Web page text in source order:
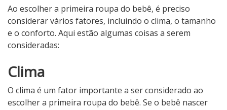
Ao escolher a primeira roupa do bebê, é preciso
considerar vários fatores, incluindo o clima, o tamanho
e o conforto. Aqui estão algumas coisas a serem
consideradas:
Clima
O clima é um fator importante a ser considerado ao
escolher a primeira roupa do bebê. Se o bebê nascer